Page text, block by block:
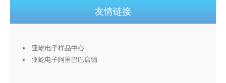
友情链接
亚屹电子样品中心
亚屹电子阿里巴巴店铺